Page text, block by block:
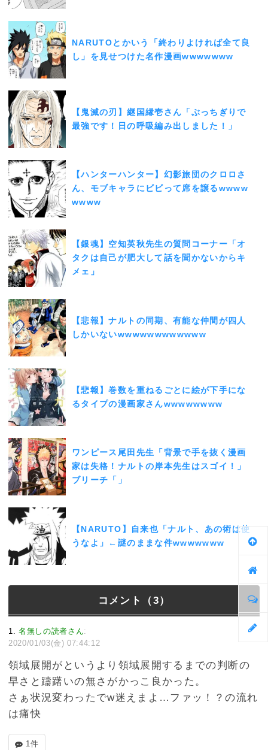
NARUTOとかいう「終わりよければ全て良
し」を見せつけた名作漫画wwwwwww
【鬼滅の刃】継国縁壱さん「ぶっちぎりで
最強です！日の呼吸編み出しました！」
【ハンターハンター】幻影旅団のクロロさ
ん、モブキャラにビビって席を譲るwwww
wwww
【銀魂】空知英秋先生の質問コーナー「オ
タクは自己が肥大して話を聞かないからキ
メェ」
【悲報】ナルトの同期、有能な仲間が四人
しかいないwwwwwwwwwwww
【悲報】巻数を重ねるごとに絵が下手にな
るタイプの漫画家さんwwwwwwww
ワンピース尾田先生「背景で手を抜く漫画
家は失格！ナルトの岸本先生はスゴイ！」
ブリーチ「」
【NARUTO】自来也「ナルト、あの術は使
うなよ」←謎のままな件wwwwwww
コメント（3）
1 名無しの読者さん:
2020/01/03(金) 07:44:12
領域展開がというより領域展開するまでの判断の
早さと躊躇いの無さがかっこ良かった。
さぁ状況変わったでw迷えまよ…ファッ！？の流れ
は痛快
1件